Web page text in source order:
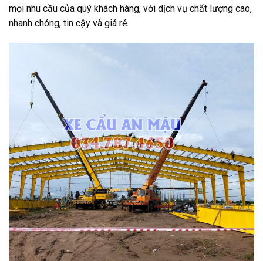
mọi nhu cầu của quý khách hàng, với dịch vụ chất lượng cao,
nhanh chóng, tin cậy và giá rẻ.